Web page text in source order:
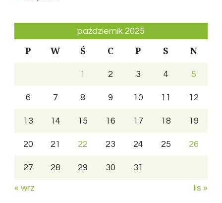
październik 2025
P W Ś C P S N
1 2 3 4 5
6 7 8 9 10 11 12
13 14 15 16 17 18 19
20 21 22 23 24 25 26
27 28 29 30 31
« wrz lis »